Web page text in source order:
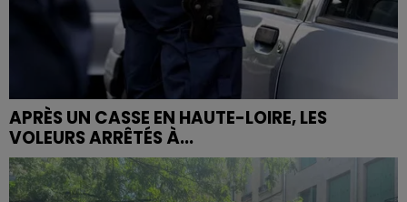
APRÈS UN CASSE EN HAUTE-LOIRE, LES
VOLEURS ARRÊTÉS À...